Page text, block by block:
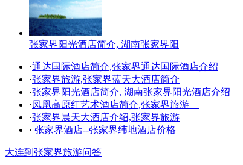
张家界阳光酒店简介, 湖南张家界阳
·通达国际酒店简介,张家界通达国际酒店介绍
·张家界旅游,张家界蓝天大酒店简介
·张家界阳光酒店简介, 湖南张家界阳光酒店介绍
·凤凰高原红艺术酒店简介,张家界旅游
·张家界晨天大酒店介绍,张家界旅游
· 张家界酒店--张家界纬地酒店价格
大连到张家界旅游问答